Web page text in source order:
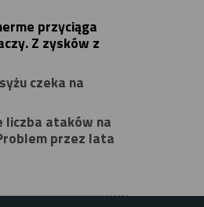
przyciąga
Z zysków z
czeka na
liczba ataków na
przez lata